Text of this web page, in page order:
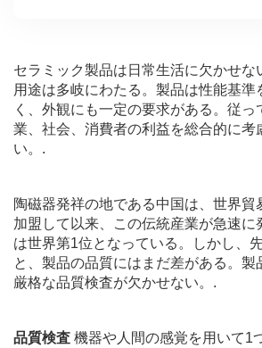
セラミック製品は日常生活に欠かせな
用途は多岐にわたる。製品は性能基準
く、外観にも一定の要求がある。従っ
業、社会、消費者の利益を総合的に考
い。.
陶磁器発祥の地である中国は、世界貿
加盟して以来、この伝統産業が急速に
は世界第1位となっている。しかし、
と、製品の品質にはまだ差がある。製
厳格な品質検査が欠かせない。.
品質検査 機器や人間の感覚を用いて1